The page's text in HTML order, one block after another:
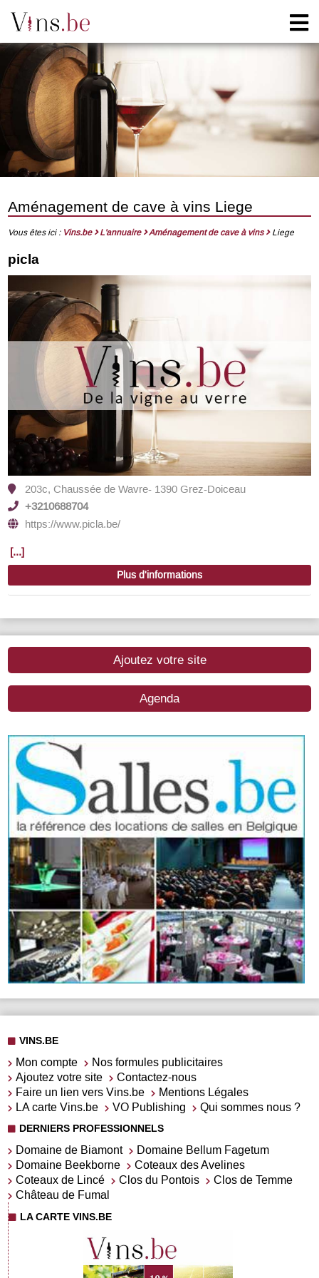
Aménagement de cave à vins Liege
Vous êtes ici : Vins.be L'annuaire Aménagement de cave à vins Liege
picla
203c, Chaussée de Wavre- 1390 Grez-Doiceau
+3210688704
https://www.picla.be/
[...]
Plus d'informations
Ajoutez votre site
Agenda
VINS.BE
Mon compte
Nos formules publicitaires
Ajoutez votre site
Contactez-nous
Faire un lien vers Vins.be
Mentions Légales
LA carte Vins.be
VO Publishing Qui sommes nous ?
DERNIERS PROFESSIONNELS
Domaine de Biamont
Domaine Bellum Fagetum
Domaine Beekborne
Coteaux des Avelines
Coteaux de Lincé
Clos du Pontois
Clos de Temme
Château de Fumal
LA CARTE VINS.BE